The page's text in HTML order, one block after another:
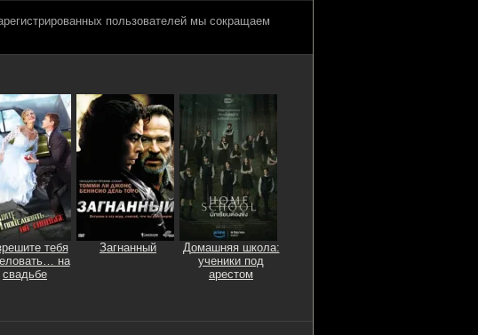
пользователей мы сокращаем
тебя
на
свадьбе
Загнанный
Домашняя школа:
ученики под
арестом